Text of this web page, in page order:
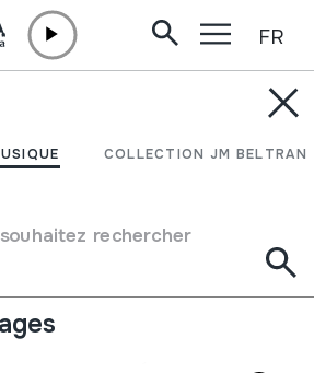
COLLECTION JM BELTRAN
rechercher
FR
TROMPA
de musique